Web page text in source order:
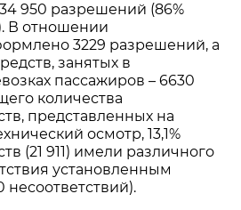
950 разрешений (86%
В отношении
3229 разрешений, а
занятых в
пассажиров – 6630
количества
представленных на
осмотр, 13,1%
(21 911) имели различного
установленным
несоответствий).